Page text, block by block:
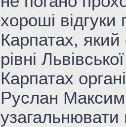
хороші
Карпатах, який
рівні
Карпатах
Руслан
узагальнювати